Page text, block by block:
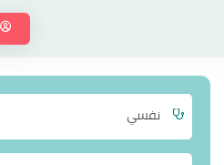
نفسي